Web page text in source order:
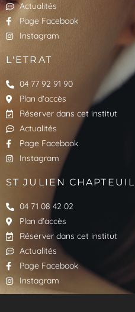
Actualités
Page Facebook
Instagram
L'ETRAT
04 77 92 91 90
Plan d'accès
Réserver dans cet institut
Actualités
Page Facebook
Instagram
ST JULIEN CHAPTEUIL
04 71 08 42 02
Plan d'accès
Réserver dans cet institut
Actualités
Page Facebook
Instagram